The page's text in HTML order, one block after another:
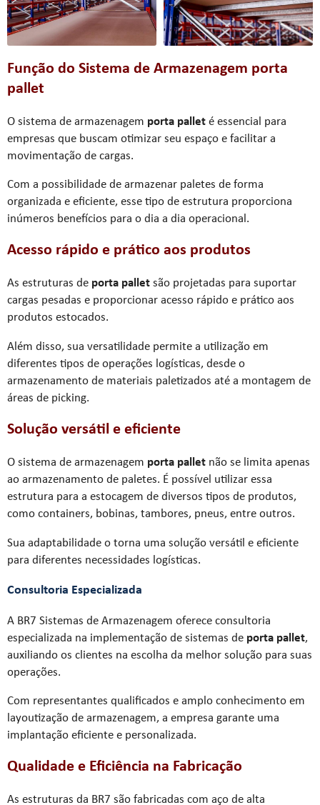
Função do Sistema de Armazenagem porta
pallet
O sistema de armazenagem porta pallet é essencial para
empresas que buscam otimizar seu espaço e facilitar a
movimentação de cargas.
Com a possibilidade de armazenar paletes de forma
organizada e eficiente, esse tipo de estrutura proporciona
inúmeros benefícios para o dia a dia operacional.
Acesso rápido e prático aos produtos
As estruturas de porta pallet são projetadas para suportar
cargas pesadas e proporcionar acesso rápido e prático aos
produtos estocados.
Além disso, sua versatilidade permite a utilização em
diferentes tipos de operações logísticas, desde o
armazenamento de materiais paletizados até a montagem de
áreas de picking.
Solução versátil e eficiente
O sistema de armazenagem porta pallet não se limita apenas
ao armazenamento de paletes. É possível utilizar essa
estrutura para a estocagem de diversos tipos de produtos,
como containers, bobinas, tambores, pneus, entre outros.
Sua adaptabilidade o torna uma solução versátil e eficiente
para diferentes necessidades logísticas.
Consultoria Especializada
A BR7 Sistemas de Armazenagem oferece consultoria
especializada na implementação de sistemas de porta pallet,
auxiliando os clientes na escolha da melhor solução para suas
operações.
Com representantes qualificados e amplo conhecimento em
layoutização de armazenagem, a empresa garante uma
implantação eficiente e personalizada.
Qualidade e Eficiência na Fabricação
As estruturas da BR7 são fabricadas com aço de alta